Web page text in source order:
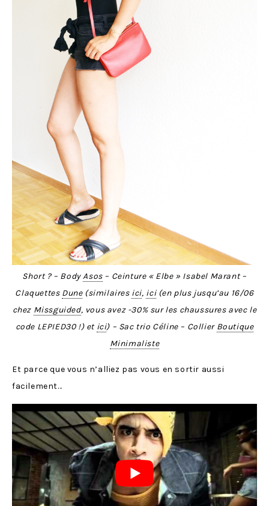
Short ? – BodyAsos– Ceinture « Elbe » Isabel Marant –
Claquettes Dune(similaires ici, ici(en plus jusqu’au 16/06
chez Missguided, vous avez -30% sur les chaussures avec le
code LEPIED30 !) et ici) – Sac trio Céline – Collier Boutique
Minimaliste
Et parce que vous n’alliez pas vous en sortir aussi
facilement…